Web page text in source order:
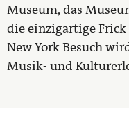
Museum, das
die einzigartige
New York Besuch
Musik- und